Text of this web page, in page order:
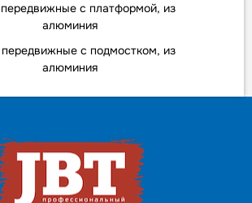
с платформой, из
алюминия
с подмостком, из
алюминия